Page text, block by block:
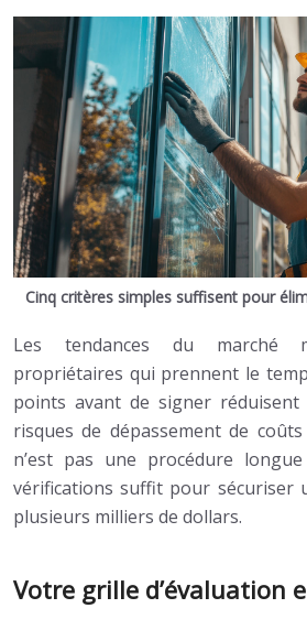
Cinq critères simples suffisent pour
Les tendances du marché
propriétaires qui prennent le
points avant de signer réduisent
risques de dépassement de
n’est pas une procédure
vérifications suffit pour sécuriser
plusieurs milliers de dollars.
Votre grille d’évaluation